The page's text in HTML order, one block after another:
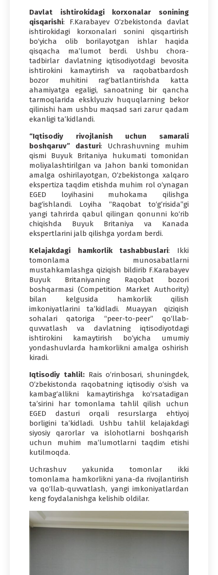
Davlat ishtirokidagi korxonalar sonining
qisqarishi: F.Karabayev O‘zbekistonda davlat
ishtirokidagi korxonalari sonini qisqartirish
bo‘yicha olib borilayotgan ishlar haqida
qisqacha ma’lumot berdi. Ushbu chora-
tadbirlar davlatning iqtisodiyotdagi bevosita
ishtirokini kamaytirish va raqobatbardosh
bozor muhitini rag‘batlantirishda katta
ahamiyatga egaligi, sanoatning bir qancha
tarmoqlarida eksklyuziv huquqlarning bekor
qilinishi ham ushbu maqsad sari zarur qadam
ekanligi ta’kidlandi.
“Iqtisodiy rivojlanish uchun samarali
boshqaruv” dasturi: Uchrashuvning muhim
qismi Buyuk Britaniya hukumati tomonidan
moliyalashtirilgan va Jahon banki tomonidan
amalga oshirilayotgan, O‘zbekistonga xalqaro
ekspertiza taqdim etishda muhim rol o‘ynagan
EGED loyihasini muhokama qilishga
bag‘ishlandi. Loyiha “Raqobat to‘g‘risida”gi
yangi tahrirda qabul qilingan qonunni ko‘rib
chiqishda Buyuk Britaniya va Kanada
ekspertlarini jalb qilishga yordam berdi.
Kelajakdagi hamkorlik tashabbuslari: Ikki
tomonlama munosabatlarni
mustahkamlashga qiziqish bildirib F.Karabayev
Buyuk Britaniyaning Raqobat bozori
boshqarmasi (Competition Market Authority)
bilan kelgusida hamkorlik qilish
imkoniyatlarini ta’kidladi. Muayyan qiziqish
sohalari qatoriga “peer-to-peer” qo‘llab-
quvvatlash va davlatning iqtisodiyotdagi
ishtirokini kamaytirish bo‘yicha umumiy
yondashuvlarda hamkorlikni amalga oshirish
kiradi.
Iqtisodiy tahlil: Rais o‘rinbosari, shuningdek,
O‘zbekistonda raqobatning iqtisodiy o‘sish va
kambag‘allikni kamaytirishga ko‘rsatadigan
ta’sirini har tomonlama tahlil qilish uchun
EGED dasturi orqali resurslarga ehtiyoj
borligini ta’kidladi. Ushbu tahlil kelajakdagi
siyosiy qarorlar va islohotlarni boshqarish
uchun muhim ma’lumotlarni taqdim etishi
kutilmoqda.
Uchrashuv yakunida tomonlar ikki
tomonlama hamkorlikni yana-da rivojlantirish
va qo‘llab-quvvatlash, yangi imkoniyatlardan
keng foydalanishga kelishib oldilar.